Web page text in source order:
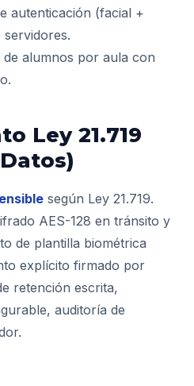
autenticación (facial +
servidores.
alumnos por aula con
Ley 21.719
según Ley 21.719.
AES-128 en tránsito y
de plantilla biométrica
explícito firmado por
retención escrita,
auditoría de